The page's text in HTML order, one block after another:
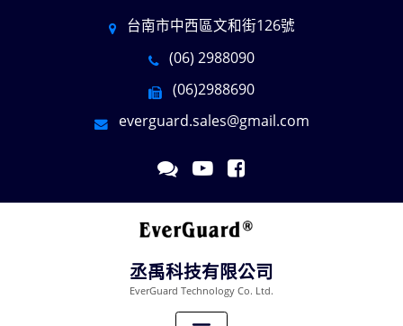
台南市中西區文和街126號
(06) 2988090
(06)2988690
everguard.sales@gmail.com
丞禹科技有限公司
EverGuard Technology Co. Ltd.